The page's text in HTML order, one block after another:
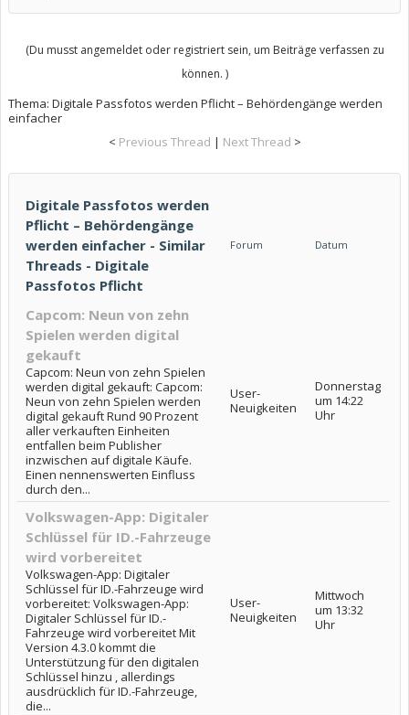
(Du musst angemeldet oder registriert sein, um Beiträge verfassen zu
können. )
Thema: Digitale Passfotos werden Pflicht – Behördengänge werden
einfacher
< Previous Thread | Next Thread >
Digitale Passfotos werden
Pflicht – Behördengänge
werden einfacher - Similar
Threads - Digitale
Passfotos Pflicht
Forum Datum
Capcom: Neun von zehn
Spielen werden digital
gekauft
Capcom: Neun von zehn Spielen
werden digital gekauft: Capcom:
Neun von zehn Spielen werden
digital gekauft Rund 90 Prozent
aller verkauften Einheiten
entfallen beim Publisher
inzwischen auf digitale Käufe.
Einen nennenswerten Einfluss
durch den...
User-
Neuigkeiten
Donnerstag
um 14:22
Uhr
Volkswagen-App: Digitaler
Schlüssel für ID.-Fahrzeuge
wird vorbereitet
Volkswagen-App: Digitaler
Schlüssel für ID.-Fahrzeuge wird
vorbereitet: Volkswagen-App:
Digitaler Schlüssel für ID.-
Fahrzeuge wird vorbereitet Mit
Version 4.3.0 kommt die
Unterstützung für den digitalen
Schlüssel hinzu , allerdings
ausdrücklich für ID.-Fahrzeuge,
die...
User-
Neuigkeiten
Mittwoch
um 13:32
Uhr